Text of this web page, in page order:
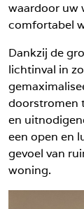
waardoor uw
comfortabel
Dankzij de
lichtinval in
doorstromen
en
een open en
gevoel van
woning.